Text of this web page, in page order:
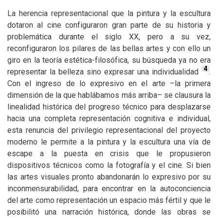
La herencia representacional que la pintura y la escultura
dotaron al cine configuraron gran parte de su historia y
problemática durante el siglo XX, pero a su vez,
reconfiguraron los pilares de las bellas artes y con ello un
giro en la teoría estética-filosófica, su búsqueda ya no era
representar la belleza sino expresar una individualidad
4 .
Con el ingreso de lo expresivo en el arte –la primera
dimensión de la que hablábamos más arriba– se clausura la
linealidad histórica del progreso técnico para desplazarse
hacia una completa representación cognitiva e individual,
esta renuncia del privilegio representacional del proyecto
moderno le permite a la pintura y la escultura una vía de
escape a la puesta en crisis que le propusieron
dispositivos técnicos como la fotografía y el cine. Si bien
las artes visuales pronto abandonarán lo expresivo por su
inconmensurabilidad, para encontrar en la autoconciencia
del arte como representación un espacio más fértil y que le
posibilitó una narración histórica, donde las obras se